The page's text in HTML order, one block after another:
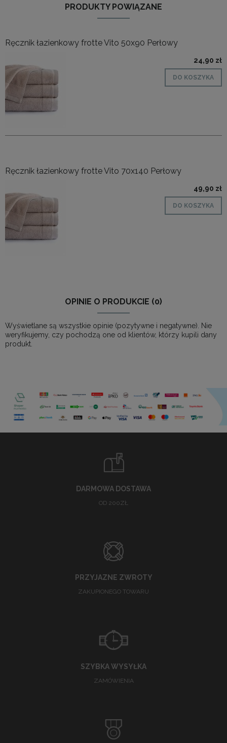
PRODUKTY POWIĄZANE
Ręcznik łazienkowy frotte Vito 50x90 Perłowy
24,90 zł
DO KOSZYKA
Ręcznik łazienkowy frotte Vito 70x140 Perłowy
49,90 zł
DO KOSZYKA
OPINIE O PRODUKCIE (0)
Wyświetlane są wszystkie opinie (pozytywne i negatywne). Nie
weryfikujemy, czy pochodzą one od klientów, którzy kupili dany
produkt.
DARMOWA DOSTAWA
OD 200ZŁ
PRZYJAZNE ZWROTY
ZAKUPIONEGO TOWARU
SZYBKA WYSYŁKA
ZAMÓWIENIA